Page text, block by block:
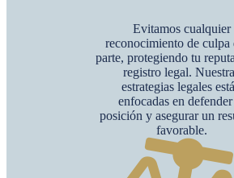
Evitamos cualquier
reconocimiento de culpa
parte, protegiendo tu
registro legal.
estrategias legales
enfocadas en
posición y asegurar un
favorable.